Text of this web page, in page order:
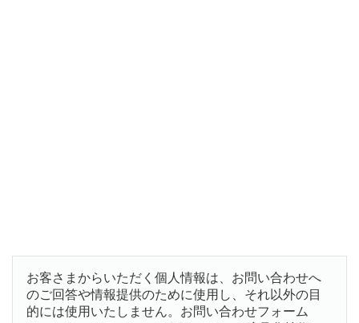
お客さまからいただく個人情報は、お問い合わせへ
のご回答や情報提供のために使用し、それ以外の目
的には使用いたしません。お問い合わせフォーム